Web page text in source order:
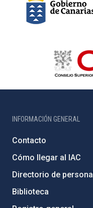
INFORMACIÓN GENERAL
Contacto
Cómo llegar al IAC
Directorio de personal
Biblioteca